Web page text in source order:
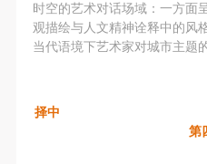
时空的艺术对话场域：一方面
观描绘与人文精神诠释中的风
当代语境下艺术家对城市主题
择
第
第五条
参加活动者在此次活动期
地、空间、艺术品、衍生
第五条
参加活动者在此次活动期
地、空间、艺术品、衍生
第五条
参加活动者在此次活动期
地、空间、艺术品、衍生